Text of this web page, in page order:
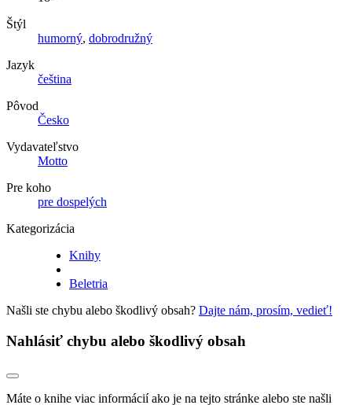
Štýl
humorný, dobrodružný
Jazyk
čeština
Pôvod
Česko
Vydavateľstvo
Motto
Pre koho
pre dospelých
Kategorizácia
Knihy
Beletria
Našli ste chybu alebo škodlivý obsah? Dajte nám, prosím, vedieť!
Nahlásiť chybu alebo škodlivý obsah
Máte o knihe viac informácií ako je na tejto stránke alebo ste našli